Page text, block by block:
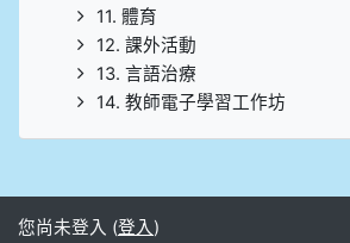
11. 體育
12. 課外活動
13. 言語治療
14. 教師電子學習工作坊
您尚未登入 (登入)